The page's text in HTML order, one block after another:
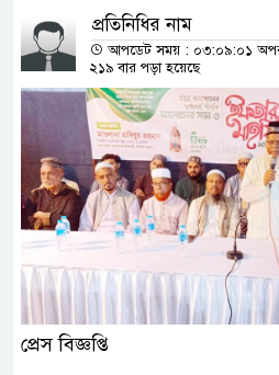
প্রতিনিধির নাম
আপডেট সময় : ০৩:০৯:০১
২১৯ বার পড়া হয়েছে
প্রেস বিজ্ঞপ্তি